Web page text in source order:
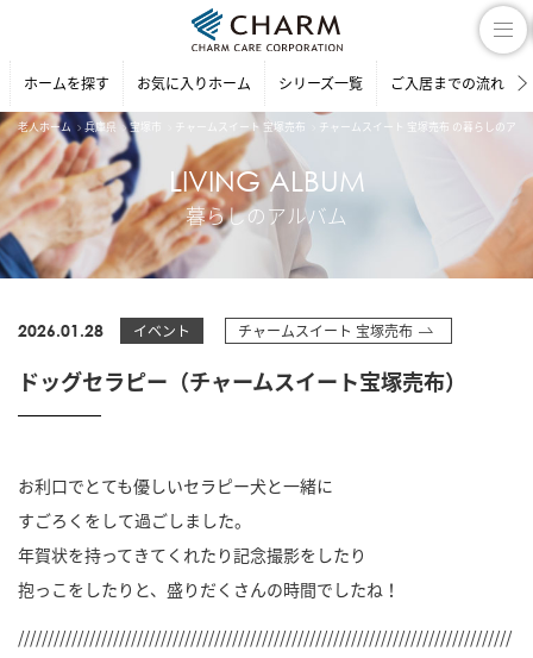
ホームを探す お気に入りホーム シリーズ一覧 ご入居までの流れ
老人ホーム 兵庫県 宝塚市 チャームスイート 宝塚売布 チャームスイート 宝塚売布 の暮らしのアル
LIVING ALBUM
暮らしのアルバム
2026.01.28 イベント チャームスイート 宝塚売布
ドッグセラピー（チャームスイート宝塚売布）
お利口でとても優しいセラピー犬と一緒に
すごろくをして過ごしました。
年賀状を持ってきてくれたり記念撮影をしたり
抱っこをしたりと、盛りだくさんの時間でしたね！
///////////////////////////////////////////////////////////////////////////////////